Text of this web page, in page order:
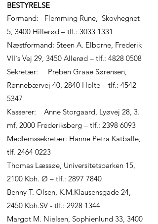
§ 2. Foreningens formål og
arbejdsopgaver.
Det er foreningens formål i alle
dele af Danmark at udbrede
kendskabet til svampene, såvel
rent naturvidenskabeligt som
praktisk, samt at virke for
beskyttelse af truede
svampearter.
Dette skal søges efterlevet
gennem afholdelse af
ekskursioner, kurser,
diplomprøver, udstillinger m.m.,
ved udgivelse af et
medlemsblad, samt ved
BESTYRELSE
Formand: Flemming Rune, Skovhegnet
5, 3400 Hillerød – tlf.: 3033 1331
Næstformand: Steen A. Elborne, Frederik
VII´s Vej 29, 3450 Allerød – tlf.: 4828 0508
Sekretær: Preben Graae Sørensen,
Rønnebærvej 40, 2840 Holte – tlf.: 4542
5347
Kasserer: Anne Storgaard, Lyøvej 28, 3.
mf, 2000 Frederiksberg – tlf.: 2398 6093
Medlemssekretær: Hanne Petra Katballe,
tlf. 2464 0223
Thomas Læssøe, Universitetsparken 15,
2100 Kbh. Ø – tlf.: 2897 7840
Benny T. Olsen, K.M.Klausensgade 24,
2450 Kbh.SV - tlf.: 2928 1344
Margot M. Nielsen, Sophienlund 33, 3400